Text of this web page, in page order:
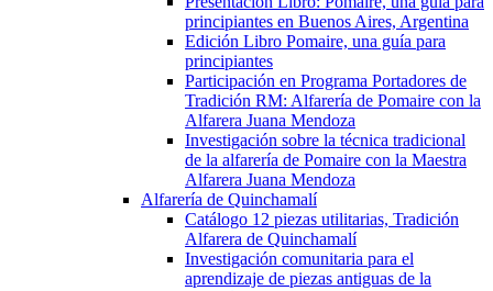
principiantes en Buenos Aires, Argentina
Edición Libro Pomaire, una guía para
principiantes
Participación en Programa Portadores de
Tradición RM: Alfarería de Pomaire con la
Alfarera Juana Mendoza
Investigación sobre la técnica tradicional
de la alfarería de Pomaire con la Maestra
Alfarera Juana Mendoza
Alfarería de Quinchamalí
Catálogo 12 piezas utilitarias, Tradición
Alfarera de Quinchamalí
Investigación comunitaria para el
aprendizaje de piezas antiguas de la